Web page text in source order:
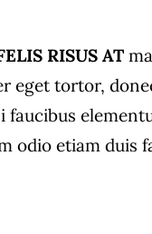
RISUS AT
eget tortor,
faucibus
odio etiam duis